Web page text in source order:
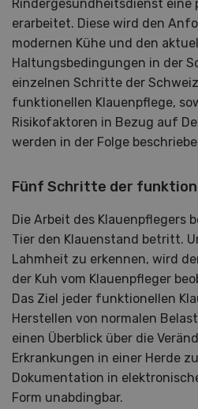
Rindergesundheitsdienst eine
erarbeitet. Diese wird den
modernen Kühe und den
Haltungsbedingungen in der
einzelnen Schritte der
funktionellen Klauenpflege,
Risikofaktoren in Bezug auf
werden in der Folge
Fünf Schritte der
Die Arbeit des Klauenpflegers
Tier den Klauenstand betritt.
Lahmheit zu erkennen, wird
der Kuh vom Klauenpfleger
Das Ziel jeder funktionellen
Herstellen von normalen
einen Überblick über die
Erkrankungen in einer Herde
Dokumentation in
Form unabdingbar.